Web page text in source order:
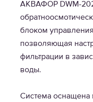
АКВАФОР DWM-
блоком
позволяющая
фильтрации в
воды.
Система